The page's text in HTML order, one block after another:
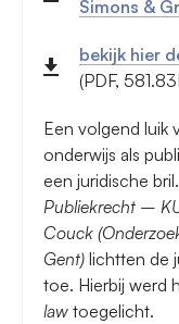
Simons &
bekijk hier
(PDF,
Een volgend luik
onderwijs als
een juridische bril.
Publiekrecht –
Couck
Gent) lichtten de
toe. Hierbij werd
law toegelicht.